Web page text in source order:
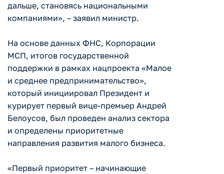
дальше, становясь национальными
компаниями», – заявил министр.
На основе данных ФНС, Корпорации
МСП, итогов государственной
поддержки в рамках нацпроекта «Малое
и среднее предпринимательство»,
который инициировал Президент и
курирует первый вице-премьер Андрей
Белоусов, был проведен анализ сектора
и определены приоритетные
направления развития малого бизнеса.
«Первый приоритет – начинающие